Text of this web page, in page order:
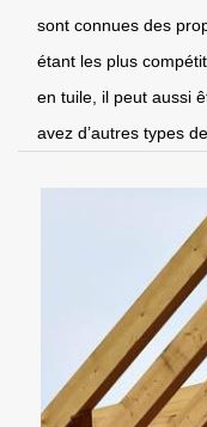
sont connues des
étant les plus
en tuile, il peut aussi
avez d’autres types